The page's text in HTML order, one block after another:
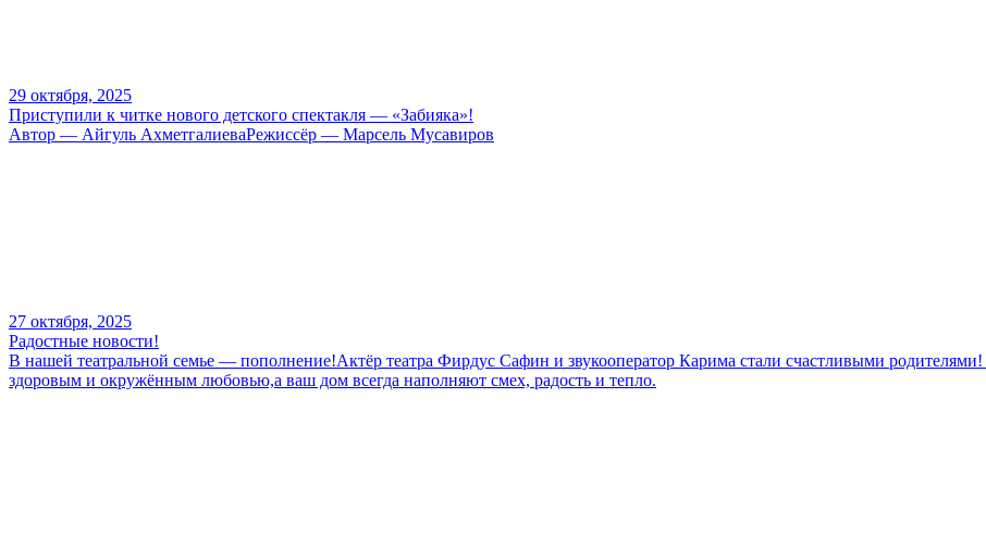
29 октября, 2025
Приступили к читке нового детского спектакля — «Забияка»!
Автор — Айгуль АхметгалиеваРежиссёр — Марсель Мусавиров
27 октября, 2025
Радостные новости!
В нашей театральной семье — пополнение!Актёр театра Фирдус Сафин и звукооператор Карима стали счастливыми
здоровым и окружённым любовью,а ваш дом всегда наполняют смех, радость и тепло.